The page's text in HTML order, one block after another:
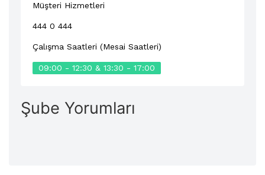
Müşteri Hizmetleri
444 0 444
Çalışma Saatleri (Mesai Saatleri)
09:00 - 12:30 & 13:30 - 17:00
Şube Yorumları